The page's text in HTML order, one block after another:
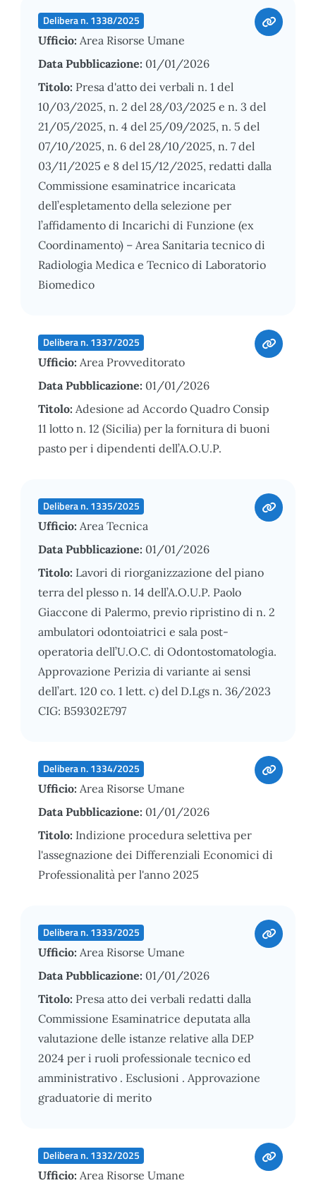
Delibera n. 1338/2025
Ufficio: Area Risorse Umane
Data Pubblicazione: 01/01/2026
Titolo: Presa d'atto dei verbali n. 1 del
10/03/2025, n. 2 del 28/03/2025 e n. 3 del
21/05/2025, n. 4 del 25/09/2025, n. 5 del
07/10/2025, n. 6 del 28/10/2025, n. 7 del
03/11/2025 e 8 del 15/12/2025, redatti dalla
Commissione esaminatrice incaricata
dell’espletamento della selezione per
l’affidamento di Incarichi di Funzione (ex
Coordinamento) – Area Sanitaria tecnico di
Radiologia Medica e Tecnico di Laboratorio
Biomedico
Delibera n. 1337/2025
Ufficio: Area Provveditorato
Data Pubblicazione: 01/01/2026
Titolo: Adesione ad Accordo Quadro Consip
11 lotto n. 12 (Sicilia) per la fornitura di buoni
pasto per i dipendenti dell’A.O.U.P.
Delibera n. 1335/2025
Ufficio: Area Tecnica
Data Pubblicazione: 01/01/2026
Titolo: Lavori di riorganizzazione del piano
terra del plesso n. 14 dell’A.O.U.P. Paolo
Giaccone di Palermo, previo ripristino di n. 2
ambulatori odontoiatrici e sala post-
operatoria dell’U.O.C. di Odontostomatologia.
Approvazione Perizia di variante ai sensi
dell’art. 120 co. 1 lett. c) del D.Lgs n. 36/2023
CIG: B59302E797
Delibera n. 1334/2025
Ufficio: Area Risorse Umane
Data Pubblicazione: 01/01/2026
Titolo: Indizione procedura selettiva per
l'assegnazione dei Differenziali Economici di
Professionalità per l'anno 2025
Delibera n. 1333/2025
Ufficio: Area Risorse Umane
Data Pubblicazione: 01/01/2026
Titolo: Presa atto dei verbali redatti dalla
Commissione Esaminatrice deputata alla
valutazione delle istanze relative alla DEP
2024 per i ruoli professionale tecnico ed
amministrativo . Esclusioni . Approvazione
graduatorie di merito
Delibera n. 1332/2025
Ufficio: Area Risorse Umane